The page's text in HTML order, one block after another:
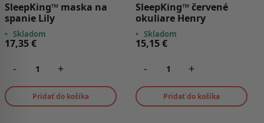
SleepKing™ maska na
spanie Lily
• Skladom
17,35€
- +
Pridať do košíka
SleepKing™ červené
okuliare Henry
• Skladom
15,15€
- +
Pridať do košíka